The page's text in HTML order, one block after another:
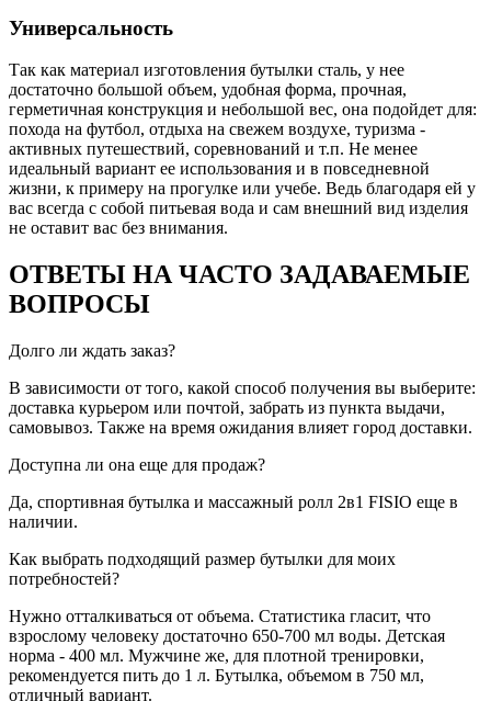
Универсальность
Так как материал изготовления бутылки сталь, у нее
достаточно большой объем, удобная форма, прочная,
герметичная конструкция и небольшой вес, она подойдет для:
похода на футбол, отдыха на свежем воздухе, туризма -
активных путешествий, соревнований и т.п. Не менее
идеальный вариант ее использования и в повседневной
жизни, к примеру на прогулке или учебе. Ведь благодаря ей у
вас всегда с собой питьевая вода и сам внешний вид изделия
не оставит вас без внимания.
ОТВЕТЫ НА ЧАСТО ЗАДАВАЕМЫЕ
ВОПРОСЫ
Долго ли ждать заказ?
В зависимости от того, какой способ получения вы выберите:
доставка курьером или почтой, забрать из пункта выдачи,
самовывоз. Также на время ожидания влияет город доставки.
Доступна ли она еще для продаж?
Да, спортивная бутылка и массажный ролл 2в1 FISIO еще в
наличии.
Как выбрать подходящий размер бутылки для моих
потребностей?
Нужно отталкиваться от объема. Статистика гласит, что
взрослому человеку достаточно 650-700 мл воды. Детская
норма - 400 мл. Мужчине же, для плотной тренировки,
рекомендуется пить до 1 л. Бутылка, объемом в 750 мл,
отличный вариант.